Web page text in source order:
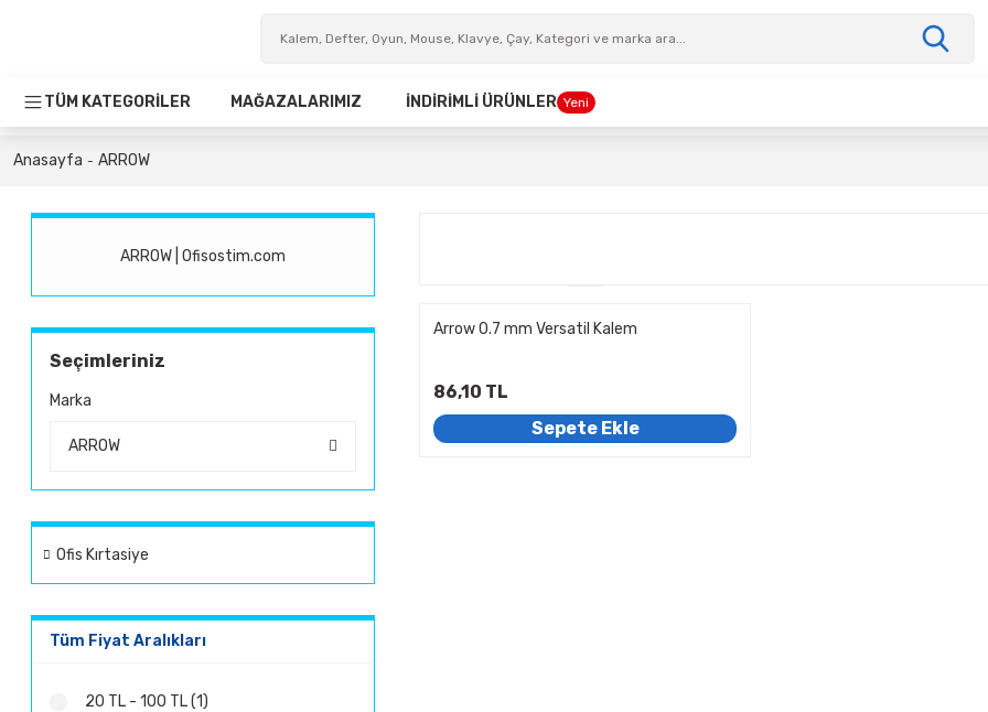
TÜM KATEGORİLER MAĞAZALARIMIZ İNDİRİMLİ ÜRÜNLER Yeni
Anasayfa ARROW
ARROW | Ofisostim.com
Seçimleriniz
Marka
ARROW
Ofis Kırtasiye
Tüm Fiyat Aralıkları
20 TL - 100 TL (1)
Arrow 0.7 mm Versatil Kalem
86,10 TL
Sepete Ekle